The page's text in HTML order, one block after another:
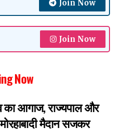
Join Now
Join Now
Now
का आगाज, राज्यपाल और
मैदान सजकर